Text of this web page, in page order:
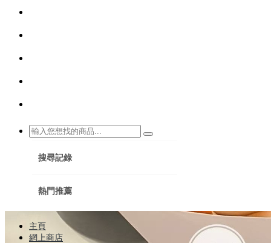
搜尋記錄
熱門推薦
主頁
網上商店